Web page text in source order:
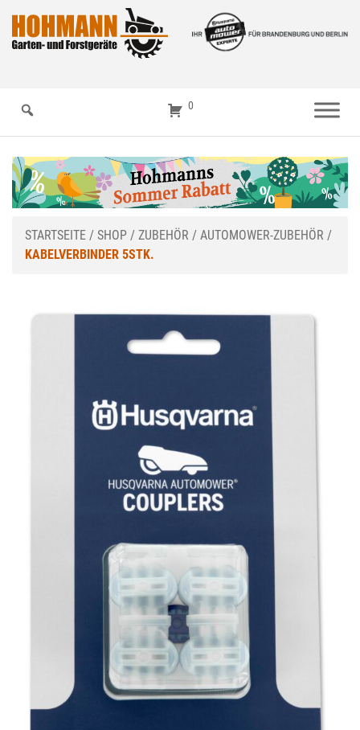
0
STARTSEITE / SHOP / ZUBEHÖR / AUTOMOWER-ZUBEHÖR /
KABELVERBINDER 5STK.